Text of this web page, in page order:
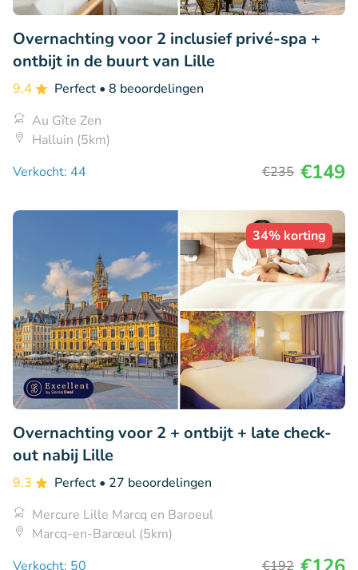
Overnachting voor 2 inclusief privé-spa +
ontbijt in de buurt van Lille
9.4 Perfect • 8 beoordelingen
Au Gîte Zen
Halluin (5km)
Verkocht: 44
€235 €149
34% korting
Overnachting voor 2 + ontbijt + late check-
out nabij Lille
9.3 Perfect • 27 beoordelingen
Mercure Lille Marcq en Baroeul
Marcq-en-Barœul (5km)
Verkocht: 50
€192